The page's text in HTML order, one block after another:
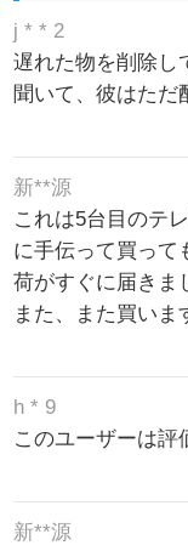
j * * 2
遅れた物を削除し
聞いて、彼はただ
新**源
これは5台目のテ
に手伝って買って
荷がすぐに届きま
また、また買いま
h * 9
このユーザーは評
新**源